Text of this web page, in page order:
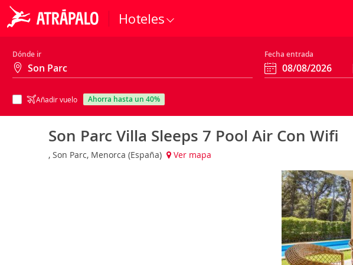
Hoteles
Dónde ir Fecha entrada
Añadir vuelo ahorra hasta un 40%
Son Parc Villa Sleeps 7 Pool Air Con Wifi
, Son Parc, Menorca (España) Ver mapa